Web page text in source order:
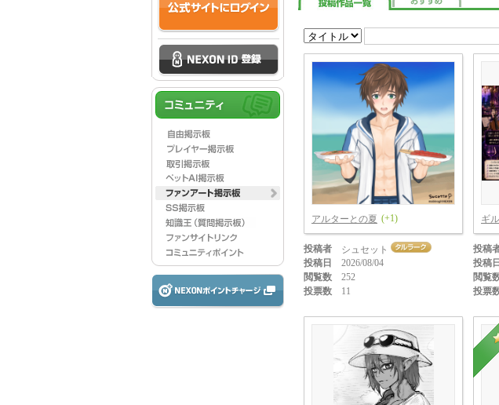
アルターとの夏 (+1)
投稿者
シュセット
投稿日
2026/08/04
閲覧数
252
投票数
11
投稿
投稿日
閲覧
投票